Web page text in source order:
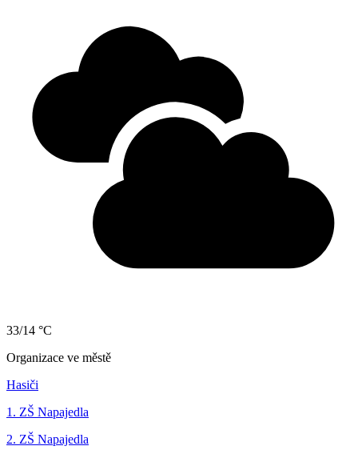
33/14 °C
Organizace ve městě
Hasiči
1. ZŠ Napajedla
2. ZŠ Napajedla